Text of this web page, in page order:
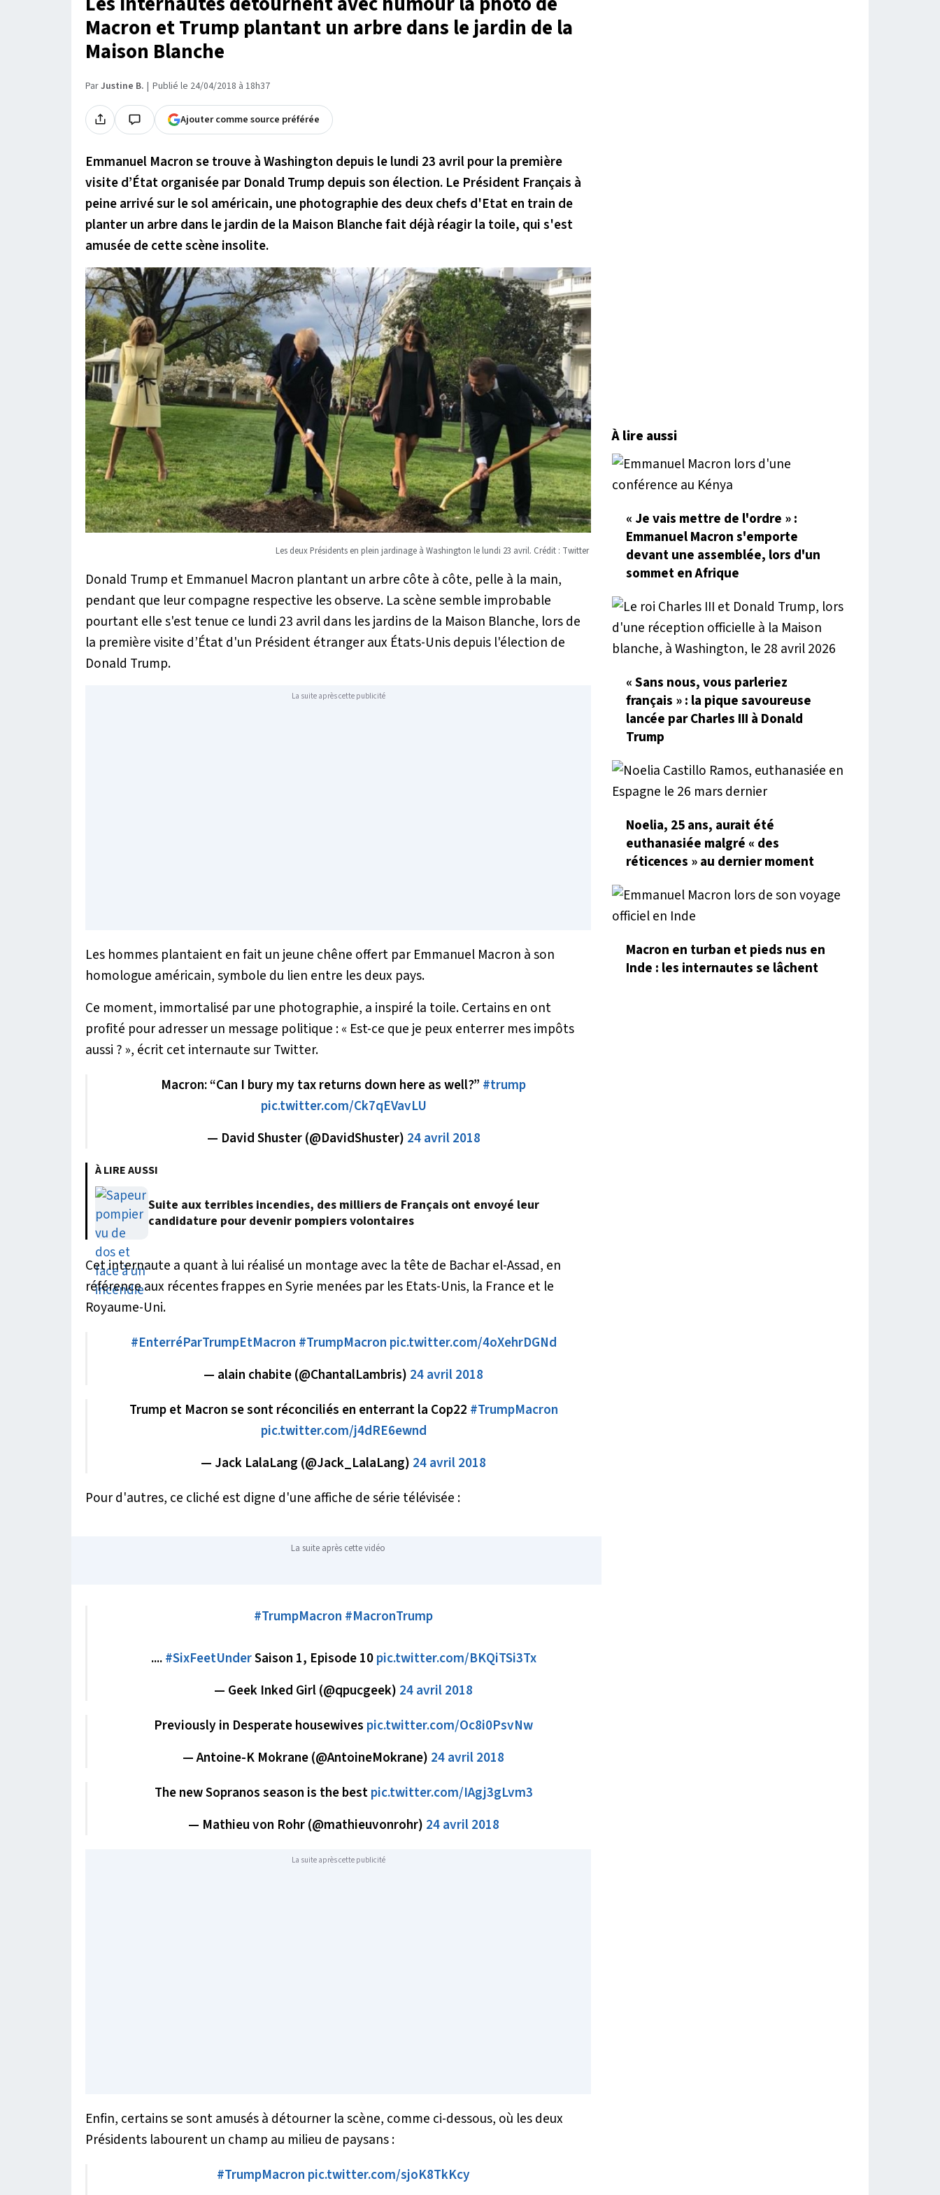
Macron et Trump plantant un arbre dans le jardin de la
Maison Blanche
ParJustine B. Publié le 24/04/2018 à 18h37
Ajouter comme source préférée
Emmanuel Macron se trouve à Washington depuis le lundi 23 avril pour la première
visite d’État organisée par Donald Trump depuis son élection. Le Président Français à
peine arrivé sur le sol américain, une photographie des deux chefs d'Etat en train de
planter un arbre dans le jardin de la Maison Blanche fait déjà réagir la toile, qui s'est
amusée de cette scène insolite.
Les deux Présidents en plein jardinage à Washington le lundi 23 avril. Crédit : Twitter
Donald Trump et Emmanuel Macron plantant un arbre côte à côte, pelle à la main,
pendant que leur compagne respective les observe. La scène semble improbable
pourtant elle s'est tenue ce lundi 23 avril dans les jardins de la Maison Blanche, lors de
la première visite d’État d'un Président étranger aux États-Unis depuis l'élection de
Donald Trump.
La suite après cette publicité
Les hommes plantaient en fait un jeune chêne offert par Emmanuel Macron à son
homologue américain, symbole du lien entre les deux pays.
Ce moment, immortalisé par une photographie, a inspiré la toile. Certains en ont
profité pour adresser un message politique : « Est-ce que je peux enterrer mes impôts
aussi ? », écrit cet internaute sur Twitter.
Macron: “Can I bury my tax returns down here as well?” #trump
pic.twitter.com/Ck7qEVavLU
— David Shuster (@DavidShuster) 24 avril 2018
À LIRE AUSSI
Suite aux terribles incendies, des milliers de Français ont envoyé leur
candidature pour devenir pompiers volontaires
Cet internaute a quant à lui réalisé un montage avec la tête de Bachar el-Assad, en
référence aux récentes frappes en Syrie menées par les Etats-Unis, la France et le
Royaume-Uni.
#EnterréParTrumpEtMacron #TrumpMacron pic.twitter.com/4oXehrDGNd
— alain chabite (@ChantalLambris) 24 avril 2018
Trump et Macron se sont réconciliés en enterrant la Cop22 #TrumpMacron
pic.twitter.com/j4dRE6ewnd
— Jack LalaLang (@Jack_LalaLang) 24 avril 2018
Pour d'autres, ce cliché est digne d'une affiche de série télévisée :
La suite après cette vidéo
#TrumpMacron #MacronTrump
....#SixFeetUnderSaison 1, Episode 10pic.twitter.com/BKQiTSi3Tx
— Geek Inked Girl (@qpucgeek) 24 avril 2018
Previously in Desperate housewives pic.twitter.com/Oc8i0PsvNw
— Antoine-K Mokrane (@AntoineMokrane) 24 avril 2018
The new Sopranos season is the bestpic.twitter.com/IAgj3gLvm3
— Mathieu von Rohr (@mathieuvonrohr) 24 avril 2018
La suite après cette publicité
Enfin, certains se sont amusés à détourner la scène, comme ci-dessous, où les deux
Présidents labourent un champ au milieu de paysans :
#TrumpMacron pic.twitter.com/sjoK8TkKcy
À lire aussi
« Je vais mettre de l'ordre » :
Emmanuel Macron s'emporte
devant une assemblée, lors d'un
sommet en Afrique
« Sans nous, vous parleriez
français » : la pique savoureuse
lancée par Charles III à Donald
Trump
Noelia, 25 ans, aurait été
euthanasiée malgré « des
réticences » au dernier moment
Macron en turban et pieds nus en
Inde : les internautes se lâchent